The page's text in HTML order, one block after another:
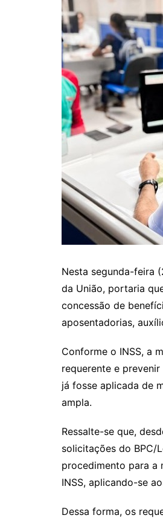
Nesta segunda-feira
da União, portaria
concessão de
aposentadorias,
Conforme o INSS, a
requerente e
já fosse aplicada de
ampla.
Ressalte-se que,
solicitações do BPC/
procedimento para a
INSS, aplicando-se
Dessa forma, os